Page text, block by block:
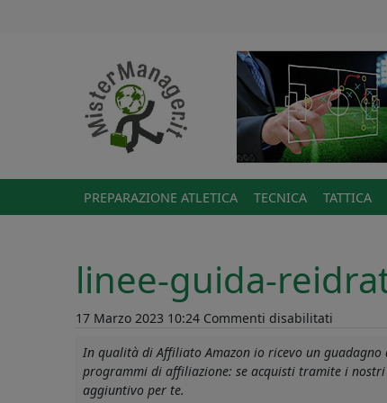
PREPARAZIONE ATLETICA TECNICA TATTICA
linee-guida-
17 Marzo 2023 10:24 Commenti disabilitati
guida-
In qualità di Affiliato Amazon io ricevo un
programmi di affiliazione: se acquisti tramite i
aggiuntivo per te.